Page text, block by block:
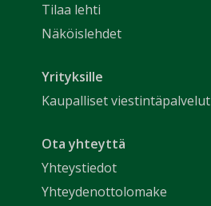
Tilaa lehti
Näköislehdet
Yrityksille
Kaupalliset viestintäpalvelut
Ota yhteyttä
Yhteystiedot
Yhteydenottolomake